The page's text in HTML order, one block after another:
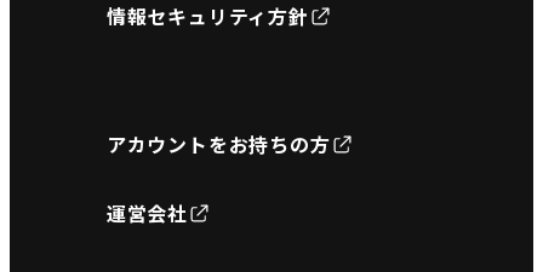
情報セキュリティ方針
アカウントをお持ちの方
運営会社